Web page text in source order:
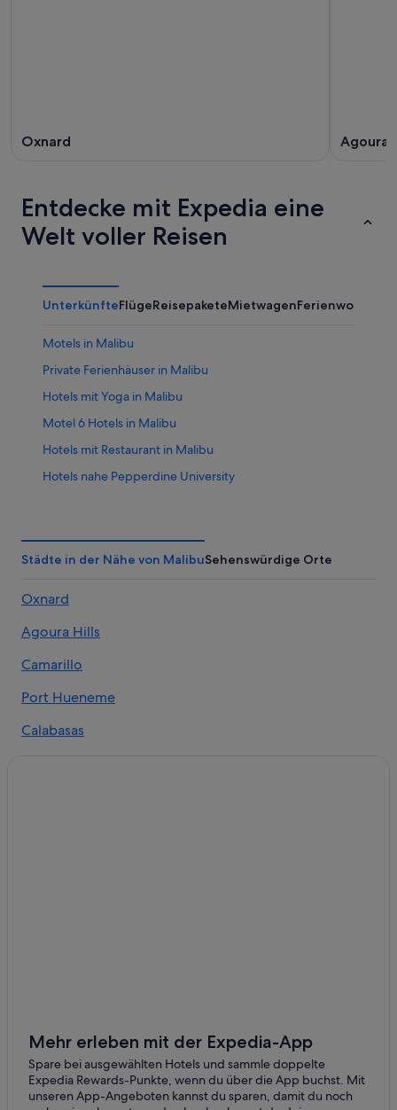
Oxnard Agoura
Entdecke mit Expedia eine
Welt voller Reisen
UnterkünfteFlügeReisepaketeMietwagen
Motels in Malibu
Private Ferienhäuser in Malibu
Hotels mit Yoga in Malibu
Motel 6 Hotels in Malibu
Hotels mit Restaurant in Malibu
Hotels nahe Pepperdine University
Hostels in Malibu
Shangri-La Hotels and Resorts in Malibu
Best Western Hotels in Malibu
Hotels mit Wellnessbereich in Malibu
Boutique- in Malibu
The Peninsula Group Hotels in Malibu
All-Inclusive- in Malibu
Günstige in Malibu
Städte in der Nähe von MalibuSehenswürdige Orte
Oxnard
Agoura Hills
Camarillo
Port Hueneme
Calabasas
Mehr erleben mit der Expedia-App
Spare bei ausgewählten Hotels und sammle doppelte
Expedia Rewards-Punkte, wenn du über die App buchst. Mit
unseren App-Angeboten kannst du sparen, damit du noch